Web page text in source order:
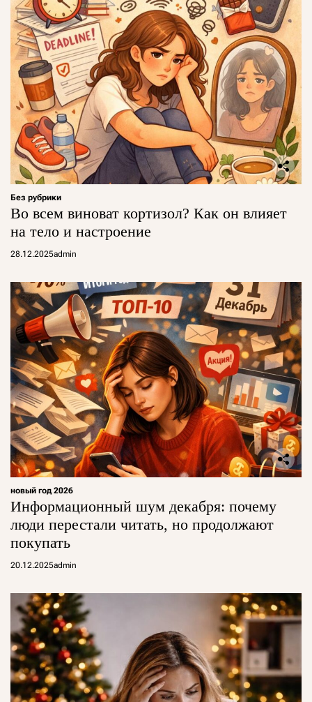
Без рубрики
Во всем виноват кортизол? Как он влияет
на тело и настроение
28.12.2025admin
новый год 2026
Информационный шум декабря: почему
люди перестали читать, но продолжают
покупать
20.12.2025admin